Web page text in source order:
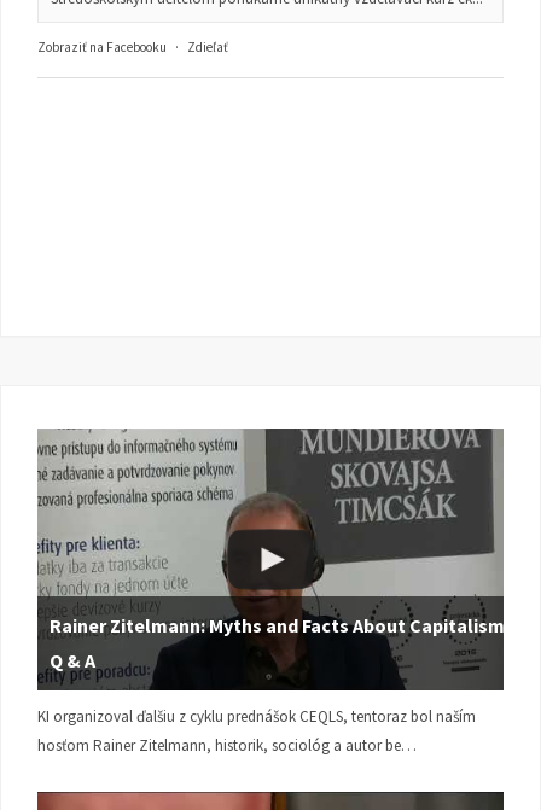
Zobraziť na Facebooku · Zdieľať
Rainer Zitelmann: Myths and Facts About Capitalism |
Q & A
KI organizoval ďalšiu z cyklu prednášok CEQLS, tentoraz bol naším
hosťom Rainer Zitelmann, historik, sociológ a autor be…